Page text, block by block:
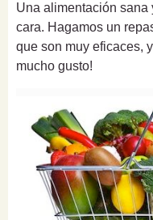
Una alimentación sana
cara. Hagamos un
que son muy eficaces,
mucho gusto!